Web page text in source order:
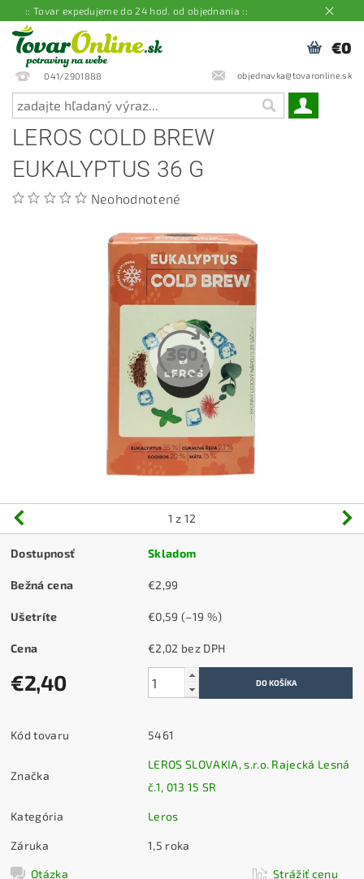
:: Tovar expedujeme do 24 hod. od objednania ::
041/2901888 objednavka@tovaronline.sk
€0
LEROS COLD BREW
EUKALYPTUS 36 G
Neohodnotené
1 z 12
Dostupnosť Skladom
Bežná cena €2,99
Ušetríte €0,59(–19 %)
Cena €2,02 bez DPH
€2,40
Kód tovaru 5461
Značka
LEROS SLOVAKIA, s.r.o. Rajecká Lesná
č.1, 013 15 SR
Kategória Leros
Záruka 1,5 roka
Otázka Strážiť cenu